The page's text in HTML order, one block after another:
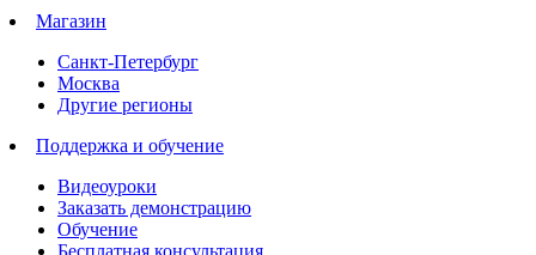
Магазин
Санкт-Петербург
Москва
Другие регионы
Поддержка и обучение
Видеоуроки
Заказать демонстрацию
Обучение